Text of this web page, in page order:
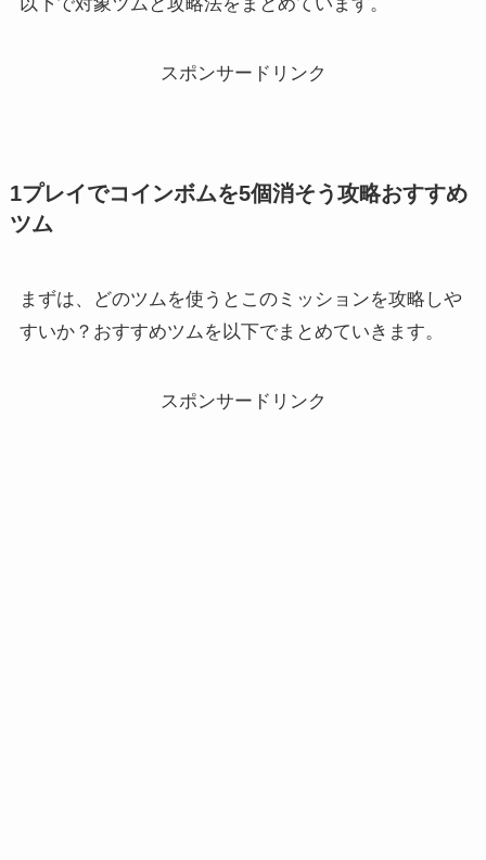
スポンサードリンク
1プレイでコインボムを5個消そう攻略おすすめ
ツム
まずは、どのツムを使うとこのミッションを攻略しや
すいか？おすすめツムを以下でまとめていきます。
スポンサードリンク